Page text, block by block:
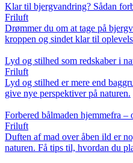
Klar til bjergvandring? Sådan
Friluft
Drømmer du om at tage på
kroppen og sindet klar til
Lyd og stilhed som redskaber i
Friluft
Lyd og stilhed er mere end
give nye perspektiver på naturen.
Forbered bålmaden hjemmefra –
Friluft
Duften af mad over åben ild er
naturen. Få tips til, hvordan du